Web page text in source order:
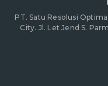
PT. Satu Resolusi Optima
City. Jl. Let Jend S.